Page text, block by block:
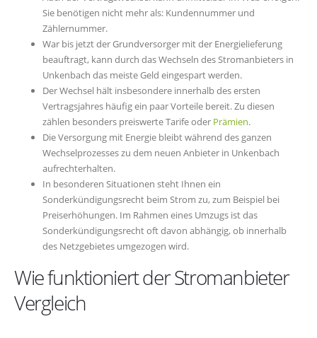
Sie benötigen nicht mehr als: Kundennummer und
Zählernummer.
War bis jetzt der Grundversorger mit der Energielieferung
beauftragt, kann durch das Wechseln des Stromanbieters in
Unkenbach das meiste Geld eingespart werden.
Der Wechsel hält insbesondere innerhalb des ersten
Vertragsjahres häufig ein paar Vorteile bereit. Zu diesen
zählen besonders preiswerte Tarife oder Prämien.
Die Versorgung mit Energie bleibt während des ganzen
Wechselprozesses zu dem neuen Anbieter in Unkenbach
aufrechterhalten.
In besonderen Situationen steht Ihnen ein
Sonderkündigungsrecht beim Strom zu, zum Beispiel bei
Preiserhöhungen. Im Rahmen eines Umzugs ist das
Sonderkündigungsrecht oft davon abhängig, ob innerhalb
des Netzgebietes umgezogen wird.
Wie funktioniert der Stromanbieter
Vergleich